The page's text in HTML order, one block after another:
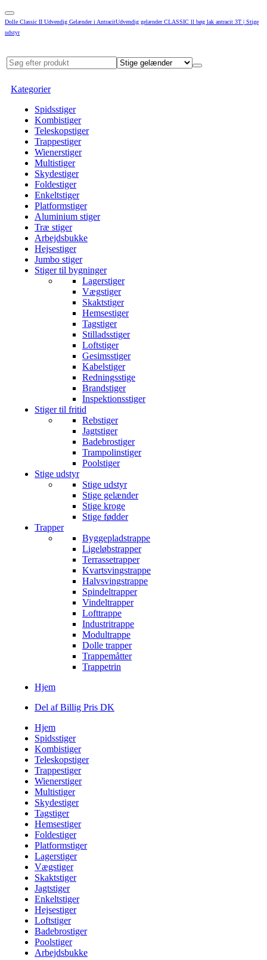
Dolle Classic II Udvendig Gelænder i AntracitUdvendig gelænder CLASSIC ll bøg lak antracit 3T | Stige
udstyr
Kategorier
Spidsstiger
Kombistiger
Teleskopstiger
Trappestiger
Wienerstiger
Multistiger
Skydestiger
Foldestiger
Enkeltstiger
Platformstiger
Aluminium stiger
Træ stiger
Arbejdsbukke
Hejsestiger
Jumbo stiger
Stiger til bygninger
Lagerstiger
Vægstiger
Skaktstiger
Hemsestiger
Tagstiger
Stilladsstiger
Loftstiger
Gesimsstiger
Kabelstiger
Redningsstige
Brandstiger
Inspektionsstiger
Stiger til fritid
Rebstiger
Jagtstiger
Badebrostiger
Trampolinstiger
Poolstiger
Stige udstyr
Stige udstyr
Stige gelænder
Stige kroge
Stige fødder
Trapper
Byggepladstrappe
Ligeløbstrapper
Terrassetrapper
Kvartsvingstrappe
Halvsvingstrappe
Spindeltrapper
Vindeltrapper
Lofttrappe
Industritrappe
Modultrappe
Dolle trapper
Trappemåtter
Trappetrin
Hjem
Del af Billig Pris DK
Hjem
Spidsstiger
Kombistiger
Teleskopstiger
Trappestiger
Wienerstiger
Multistiger
Skydestiger
Tagstiger
Hemsestiger
Foldestiger
Platformstiger
Lagerstiger
Vægstiger
Skaktstiger
Jagtstiger
Enkeltstiger
Hejsestiger
Loftstiger
Badebrostiger
Poolstiger
Arbejdsbukke